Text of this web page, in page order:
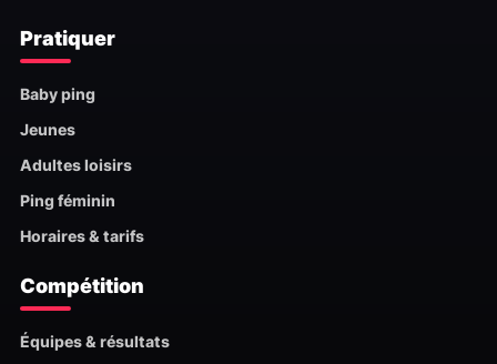
Pratiquer
Baby ping
Jeunes
Adultes loisirs
Ping féminin
Horaires & tarifs
Compétition
Équipes & résultats